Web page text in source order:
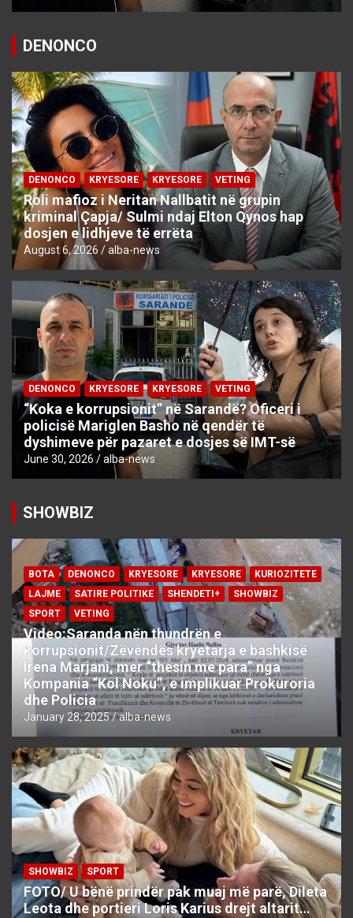
DENONCO
DENONCO KRYESORE KRYESORE VETING
Roli mafioz i Neritan Nallbatit në grupin
kriminal Çapja/ Sulmi ndaj Elton Qynos hap
dosjen e lidhjeve të errëta
August 6, 2026 alba-news
DENONCO KRYESORE KRYESORE VETING
“Koka e korrupsionit” në Sarandë? Oficeri i
policisë Mariglen Basho në qendër të
dyshimeve për pazaret e dosjes së IMT-së
June 30, 2026 alba-news
SHOWBIZ
BOTA DENONCO KRYESORE KRYESORE
KURIOZITETE
LAJME
SATIRE POLITIKE SHENDETI+
SHOWBIZ
SPORT
VETING
Video:Saranda nën thundrën e
korrupsionit/Zëvëndës kryetarja e bashkisë
Irena Marjani, mer “thesin me para” nga
Kompania “Kol Noku”, e implikuar Prokuroria
dhe Policia
January 28, 2025 alba-news
SHOWBIZ SPORT
FOTO/ U bënë prindër pak muaj më parë, Dileta
Leota dhe portieri Loris Karius drejt altarit…